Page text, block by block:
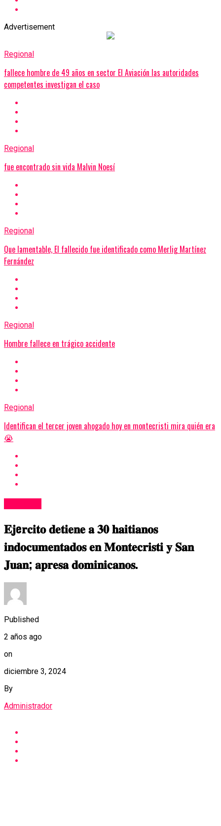
Advertisement
Regional
fallece hombre de 49 años en sector El Aviación las autoridades
competentes investigan el caso
Regional
fue encontrado sin vida Malvin Noesí
Regional
Que lamentable, El fallecido fue identificado como Merlig Martínez
Fernández
Regional
Hombre fallece en trágico accidente
Regional
Identifican el tercer joven ahogado hoy en montecristi mira quién era
😭
𝐄𝐣e𝐫𝐜𝐢𝐭𝐨 𝐝𝐞𝐭𝐢𝐞𝐧𝐞 𝐚 𝟑𝟎 𝐡𝐚𝐢𝐭𝐢𝐚𝐧𝐨𝐬
𝐢𝐧𝐝𝐨𝐜𝐮𝐦𝐞𝐧𝐭𝐚𝐝𝐨𝐬 𝐞𝐧 𝐌𝐨𝐧𝐭𝐞𝐜𝐫𝐢𝐬𝐭𝐢 𝐲 𝐒𝐚𝐧
𝐉𝐮𝐚𝐧; 𝐚𝐩𝐫𝐞𝐬𝐚 𝐝𝐨𝐦𝐢𝐧𝐢𝐜𝐚𝐧𝐨𝐬.
Published
2 años ago
on
diciembre 3, 2024
By
Administrador